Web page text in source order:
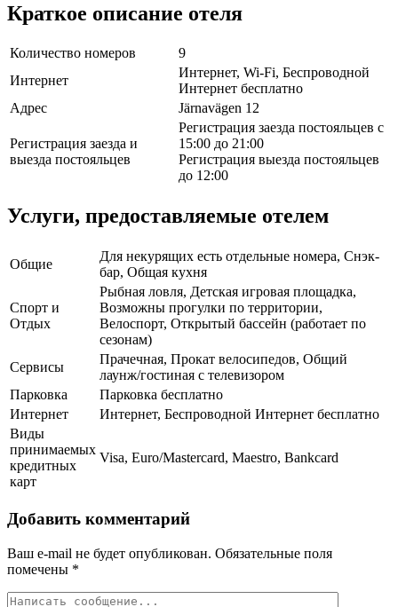
Краткое описание отеля
Количество номеров
9
Интернет
Интернет, Wi-Fi, Беспроводной
Интернет бесплатно
Адрес
Järnavägen 12
Регистрация заезда и
выезда постояльцев
Регистрация заезда постояльцев с
15:00 до 21:00
Регистрация выезда постояльцев
до 12:00
Услуги, предоставляемые отелем
Общие
Для некурящих есть отдельные номера, Снэк-
бар, Общая кухня
Спорт и
Отдых
Рыбная ловля, Детская игровая площадка,
Возможны прогулки по территории,
Велоспорт, Открытый бассейн (работает по
сезонам)
Сервисы
Прачечная, Прокат велосипедов, Общий
лаунж/гостиная с телевизором
Парковка
Парковка бесплатно
Интернет
Интернет, Беспроводной Интернет бесплатно
Виды
принимаемых
кредитных
карт
Visa, Euro/Mastercard, Maestro, Bankcard
Добавить комментарий
Ваш e-mail не будет опубликован. Обязательные поля
помечены *